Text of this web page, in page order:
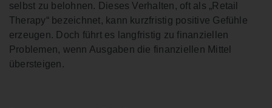
selbst zu belohnen. Dieses Verhalten, oft als „Retail
Therapy“ bezeichnet, kann kurzfristig positive Gefühle
erzeugen. Doch führt es langfristig zu finanziellen
Problemen, wenn Ausgaben die finanziellen Mittel
übersteigen.